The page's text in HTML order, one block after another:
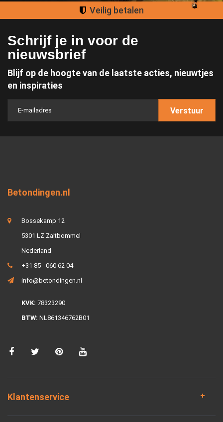
Groot assortiment
Schrijf je in voor de
nieuwsbrief
Blijf op de hoogte van de laatste acties, nieuwtjes
en inspiraties
Verstuur
Betondingen.nl
Bossekamp 12
5301 LZ Zaltbommel
Nederland
+31 85 - 060 62 04
info@betondingen.nl
KVK: 78323290
BTW: NL861346762B01
Klantenservice